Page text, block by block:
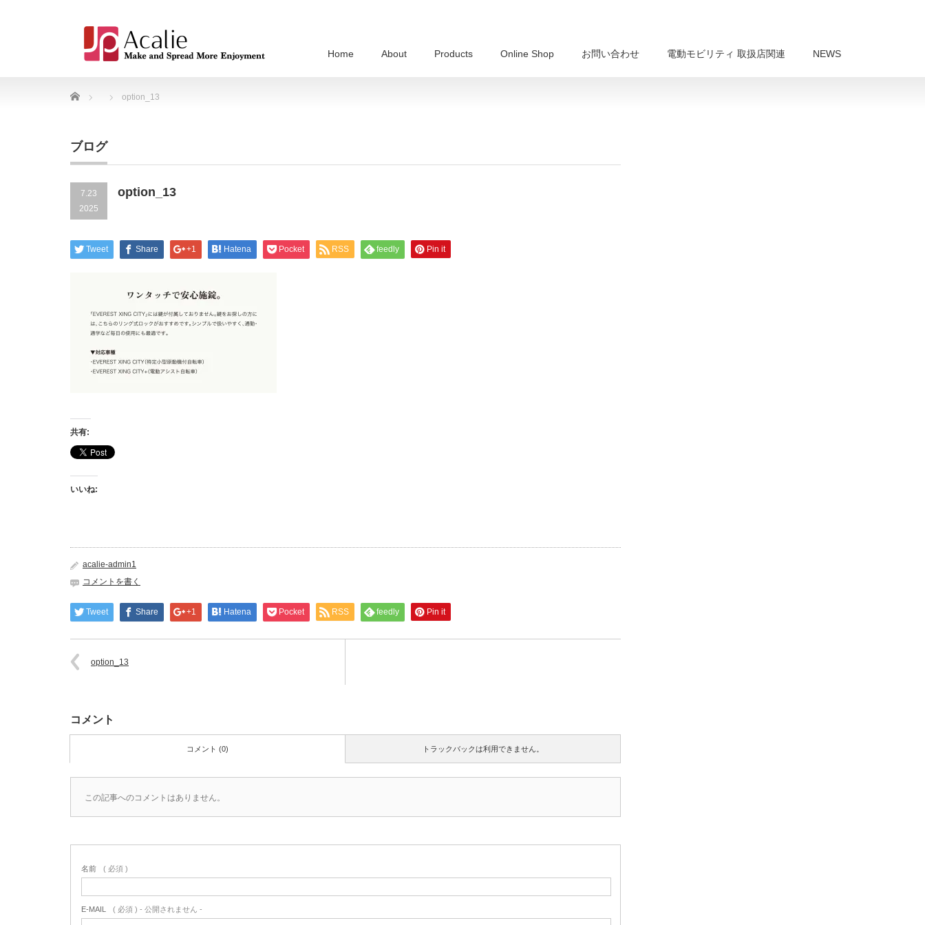
Home About Products Online Shop お問い合わせ 電動モビリティ 取扱店関連 NEWS
Home option_13
ブログ
7.23
2025
option_13
Tweet Share +1 Hatena Pocket RSS feedly Pin it
共有:
いいね:
acalie-admin1
コメントを書く
Tweet Share +1 Hatena Pocket RSS feedly Pin it
option_13
コメント
トラックバックは利用できません。
コメント (0)
この記事へのコメントはありません。
名前 ( 必須 )
E-MAIL ( 必須 ) - 公開されません -